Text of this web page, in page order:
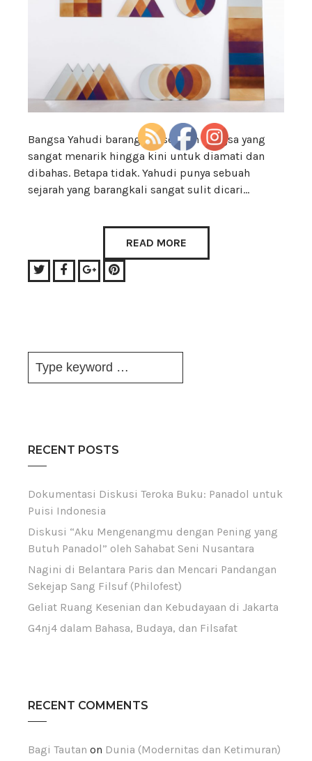
Bangsa Yahudi barangkali sebuah bangsa yang
sangat menarik hingga kini untuk diamati dan
dibahas. Betapa tidak. Yahudi punya sebuah
sejarah yang barangkali sangat sulit dicari…
READ MORE
TwitterFacebookGoogle+
RECENT POSTS
Dokumentasi Diskusi Teroka Buku: Panadol untuk
Puisi Indonesia
Diskusi “Aku Mengenangmu dengan Pening yang
Butuh Panadol” oleh Sahabat Seni Nusantara
Nagini di Belantara Paris dan Mencari Pandangan
Sekejap Sang Filsuf (Philofest)
Geliat Ruang Kesenian dan Kebudayaan di Jakarta
G4nj4 dalam Bahasa, Budaya, dan Filsafat
RECENT COMMENTS
Bagi Tautan on Dunia (Modernitas dan Ketimuran)